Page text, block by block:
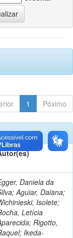
1 Póximo
Daniela da
Aguiar, Daiana;
Isolete;
Letícia
Rigotto,
Ikeda-